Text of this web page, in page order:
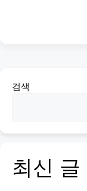
검색
최신 글